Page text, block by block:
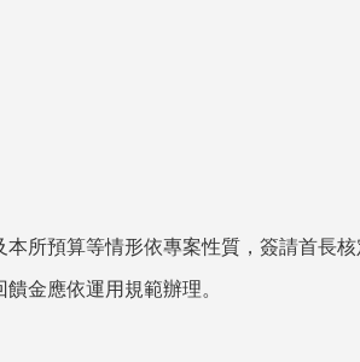
所預算等情形依專案性質，簽請首長核
金應依運用規範辦理。